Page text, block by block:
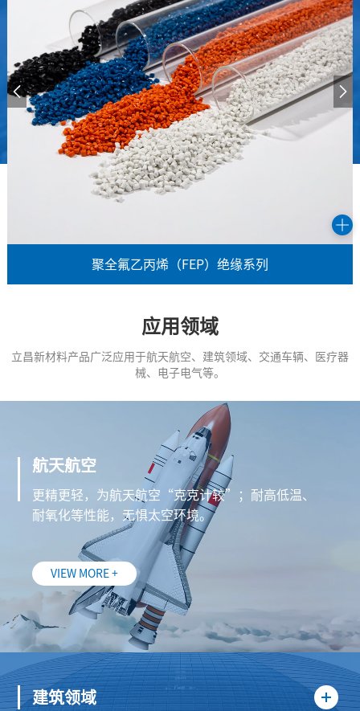
聚全氟乙丙烯（FEP）绝缘系列
应用领域
立昌新材料产品广泛应用于航天航空、建筑领域、交通车辆、医疗器
械、电子电气等。
航天航空
更精更轻，为航天航空“克克计较”；耐高低温、
耐氧化等性能，无惧太空环境。
VIEW MORE +
建筑领域